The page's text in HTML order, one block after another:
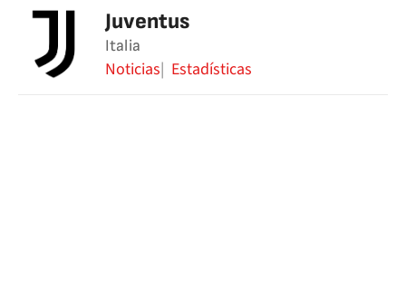
Juventus
Italia
Noticias Estadísticas